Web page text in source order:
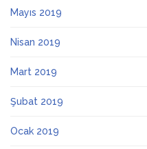
Mayıs 2019
Nisan 2019
Mart 2019
Şubat 2019
Ocak 2019